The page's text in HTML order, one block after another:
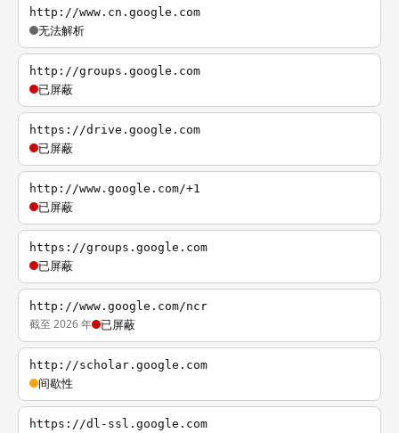
http://www.cn.google.com
无法解析
http://groups.google.com
已屏蔽
https://drive.google.com
已屏蔽
http://www.google.com/+1
已屏蔽
https://groups.google.com
已屏蔽
http://www.google.com/ncr
截至 2026 年 已屏蔽
http://scholar.google.com
间歇性
https://dl-ssl.google.com